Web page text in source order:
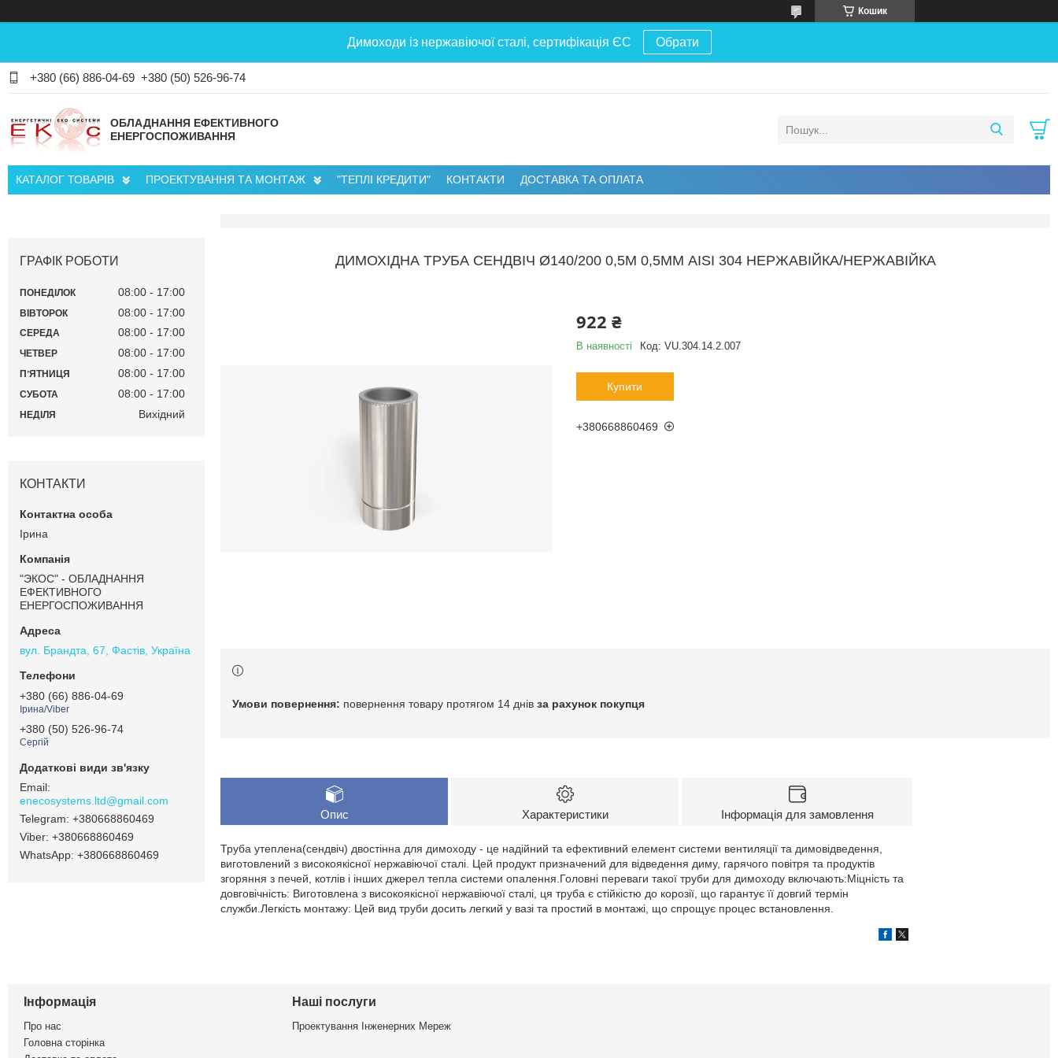
Кошик
Димоходи із нержавіючої сталі, сертифікація ЄС Обрати
+380 (66) 886-04-69 +380 (50) 526-96-74
ОБЛАДНАННЯ ЕФЕКТИВНОГО
ЕНЕРГОСПОЖИВАННЯ
КАТАЛОГ ТОВАРІВ ПРОЕКТУВАННЯ ТА МОНТАЖ "ТЕПЛІ КРЕДИТИ" КОНТАКТИ ДОСТАВКА ТА ОПЛАТА
ДИМОХІДНА ТРУБА СЕНДВІЧ Ø140/200 0,5М 0,5ММ AISI 304 НЕРЖАВІЙКА/НЕРЖАВІЙКА
922 ₴
В наявності Код: VU.304.14.2.007
Купити
+380668860469
повернення товару протягом 14 днів за рахунок покупця
Опис Характеристики Інформація для замовлення
Труба утеплена(сендвіч) двостінна для димоходу - це надійний та ефективний елемент системи вентиляції та димовідведення,
виготовлений з високоякісної нержавіючої сталі. Цей продукт призначений для відведення диму, гарячого повітря та продуктів
згоряння з печей, котлів і інших джерел тепла системи опалення.Головні переваги такої труби для димоходу включають:Міцність та
довговічність: Виготовлена з високоякісної нержавіючої сталі, ця труба є стійкістю до корозії, що гарантує її довгий термін
служби.Легкість монтажу: Цей вид труби досить легкий у вазі та простий в монтажі, що спрощує процес встановлення.
ГРАФІК РОБОТИ
ПОНЕДІЛОК 08:00 17:00
ВІВТОРОК 08:00 17:00
СЕРЕДА 08:00 17:00
ЧЕТВЕР 08:00 17:00
ПʼЯТНИЦЯ 08:00 17:00
СУБОТА 08:00 17:00
НЕДІЛЯ Вихідний
КОНТАКТИ
Ірина
"ЭКОС" - ОБЛАДНАННЯ
ЕФЕКТИВНОГО
ЕНЕРГОСПОЖИВАННЯ
вул. Брандта, 67, Фастів, Україна
+380 (66) 886-04-69
Ірина/Viber
+380 (50) 526-96-74
Сергій
enecosystems.ltd@gmail.com
+380668860469
+380668860469
+380668860469
Інформація
Про нас
Головна сторінка
Наші послуги
Проектування Інженерних Мереж